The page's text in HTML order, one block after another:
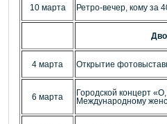
10 марта Ретро-вечер, кому за
4 марта Открытие
6 марта
Городской концерт
Международному